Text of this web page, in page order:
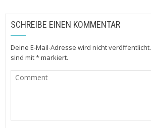
SCHREIBE EINEN KOMMENTAR
Deine E-Mail-Adresse wird nicht veröffentlicht.
sind mit*markiert.